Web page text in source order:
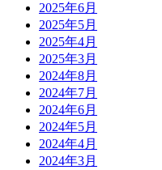
2025年6月
2025年5月
2025年4月
2025年3月
2024年8月
2024年7月
2024年6月
2024年5月
2024年4月
2024年3月